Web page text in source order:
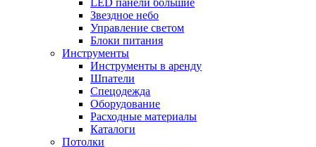
LED панели большие
Звездное небо
Управление светом
Блоки питания
Инструменты
Инструменты в аренду
Шпатели
Спецодежда
Оборудование
Расходные материалы
Каталоги
Потолки